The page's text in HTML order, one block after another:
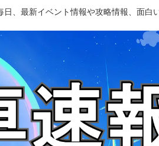
、最新イベント情報や攻略情報、面白